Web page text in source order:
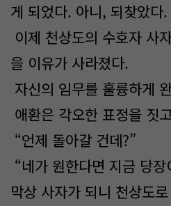
게 되었다. 아니, 되찾았다.
이제 천상도의 수호자 사
을 이유가 사라졌다.
자신의 임무를 훌륭하게
애환은 각오한 표정을 짓
“언제 돌아갈 건데?”
“네가 원한다면 지금 당
막상 사자가 되니 천상도